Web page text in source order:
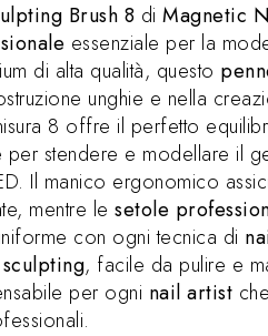
Brush 8 diMagnetic
essenziale per la
di alta qualità, questo
unghie e nella
8 offre il perfetto
stendere e modellare il
Il manico ergonomico
mentre lesetole
con ogni tecnica di
sculpting, facile da pulire e
per ogni nail artist